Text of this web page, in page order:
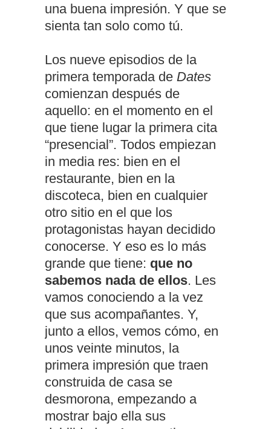
una buena impresión. Y que se
sienta tan solo como tú.
Los nueve episodios de la
primera temporada de Dates
comienzan después de
aquello: en el momento en el
que tiene lugar la primera cita
“presencial”. Todos empiezan
in media res: bien en el
restaurante, bien en la
discoteca, bien en cualquier
otro sitio en el que los
protagonistas hayan decidido
conocerse. Y eso es lo más
grande que tiene: que no
sabemos nada de ellos. Les
vamos conociendo a la vez
que sus acompañantes. Y,
junto a ellos, vemos cómo, en
unos veinte minutos, la
primera impresión que traen
construida de casa se
desmorona, empezando a
mostrar bajo ella sus